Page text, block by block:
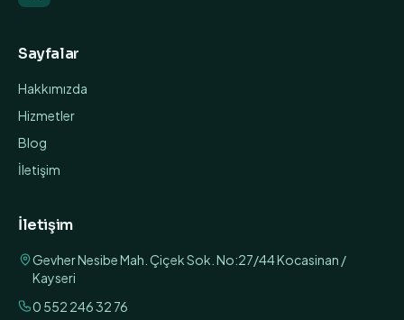
Sayfalar
Hakkımızda
Hizmetler
Blog
İletişim
İletişim
Gevher Nesibe Mah. Çiçek Sok. No:27/44 Kocasinan /
Kayseri
0 552 246 32 76